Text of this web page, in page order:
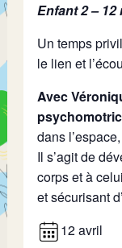
Enfant 2 – 12
Un temps
le lien et
Avec
dans
Il s’agit de
corps et à
et sécurisant
12 avril